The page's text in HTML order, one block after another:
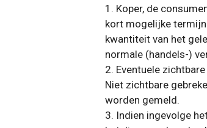
1. Koper, de
kort mogelijke
kwantiteit van het
normale (handels-)
2. Eventuele
Niet zichtbare
worden gemeld.
3. Indien ingevolge